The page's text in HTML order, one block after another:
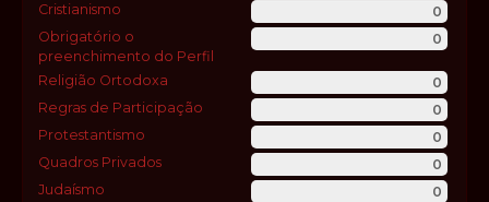
Cristianismo
0
Obrigatório o
preenchimento do Perfil
0
Religião Ortodoxa
0
Regras de Participação
0
Protestantismo
0
Quadros Privados
0
Judaísmo
0